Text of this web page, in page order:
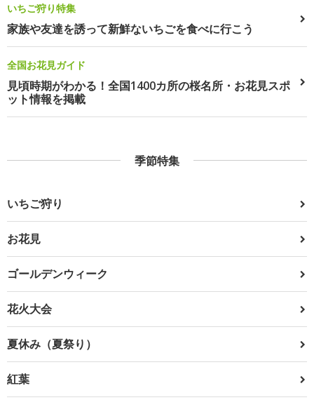
いちご狩り特集
家族や友達を誘って新鮮ないちごを食べに行こう
全国お花見ガイド
見頃時期がわかる！全国1400カ所の桜名所・お花見スポ
ット情報を掲載
季節特集
いちご狩り
お花見
ゴールデンウィーク
花火大会
夏休み（夏祭り）
紅葉